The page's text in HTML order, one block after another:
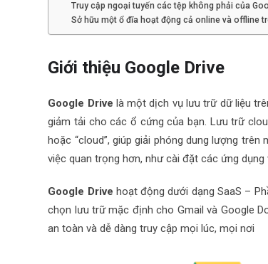
Truy cập ngoại tuyến các tệp không phải của
Sở hữu một ổ đĩa hoạt động cả online và offline
Giới thiệu Google Drive
Google Drive là một dịch vụ lưu trữ dữ liệu
giảm tải cho các ổ cứng của bạn. Lưu trữ
hoặc “cloud”, giúp giải phóng dung lượng
việc quan trọng hơn, như cài đặt các ứng
Google Drive hoạt động dưới dạng SaaS –
chọn lưu trữ mặc định cho Gmail và Google
an toàn và dễ dàng truy cập mọi lúc, mọi nơi